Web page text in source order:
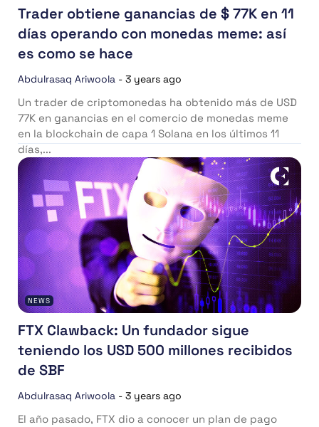
Trader obtiene ganancias de $ 77K en 11
días operando con monedas meme: así
es como se hace
Abdulrasaq Ariwoola - 3 years ago
Un trader de criptomonedas ha obtenido más de USD
77K en ganancias en el comercio de monedas meme
en la blockchain de capa 1 Solana en los últimos 11
días,...
NEWS
FTX Clawback: Un fundador sigue
teniendo los USD 500 millones recibidos
de SBF
Abdulrasaq Ariwoola - 3 years ago
El año pasado, FTX dio a conocer un plan de pago